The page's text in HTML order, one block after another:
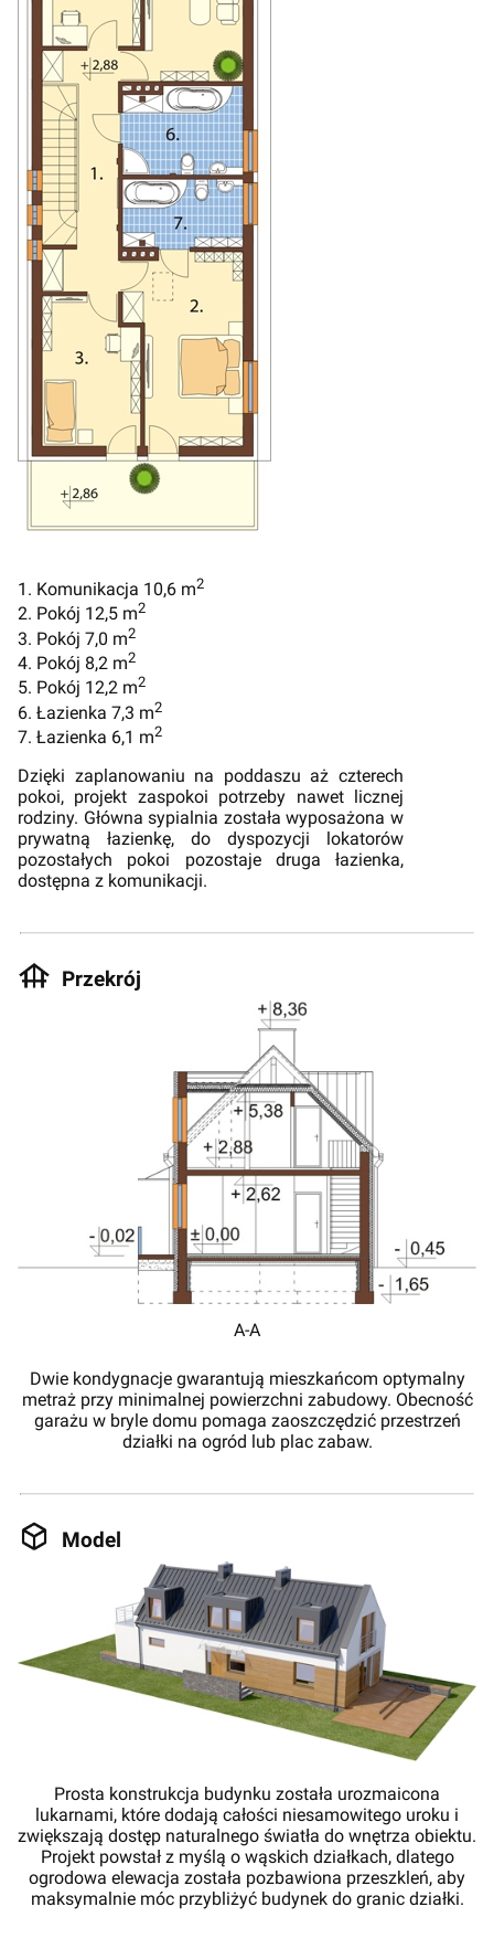
1. Komunikacja 10,6 m2
2. Pokój 12,5 m2
3. Pokój 7,0 m2
4. Pokój 8,2 m2
5. Pokój 12,2 m2
6. Łazienka 7,3 m2
7. Łazienka 6,1 m2
Dzięki zaplanowaniu na poddaszu aż czterech
pokoi, projekt zaspokoi potrzeby nawet licznej
rodziny. Główna sypialnia została wyposażona w
prywatną łazienkę, do dyspozycji lokatorów
pozostałych pokoi pozostaje druga łazienka,
dostępna z komunikacji.
Przekrój
A-A
Dwie kondygnacje gwarantują mieszkańcom optymalny
metraż przy minimalnej powierzchni zabudowy. Obecność
garażu w bryle domu pomaga zaoszczędzić przestrzeń
działki na ogród lub plac zabaw.
Model
Prosta konstrukcja budynku została urozmaicona
lukarnami, które dodają całości niesamowitego uroku i
zwiększają dostęp naturalnego światła do wnętrza obiektu.
Projekt powstał z myślą o wąskich działkach, dlatego
ogrodowa elewacja została pozbawiona przeszkleń, aby
maksymalnie móc przybliżyć budynek do granic działki.